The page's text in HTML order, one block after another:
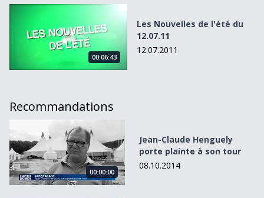
Les Nouvelles de l&#039;été du 12.07.11
00:06:43
Les Nouvelles de l'été du
12.07.11
12.07.2011
Recommandations
Jean-Claude Henguely porte plainte à son tour
00:00:00
Jean-Claude Henguely
porte plainte à son tour
08.10.2014